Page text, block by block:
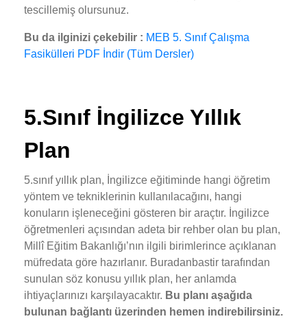
tescillemiş olursunuz.
Bu da ilginizi çekebilir : MEB 5. Sınıf Çalışma
Fasikülleri PDF İndir (Tüm Dersler)
5.Sınıf İngilizce Yıllık
Plan
5.sınıf yıllık plan, İngilizce eğitiminde hangi öğretim
yöntem ve tekniklerinin kullanılacağını, hangi
konuların işleneceğini gösteren bir araçtır. İngilizce
öğretmenleri açısından adeta bir rehber olan bu plan,
Millî Eğitim Bakanlığı’nın ilgili birimlerince açıklanan
müfredata göre hazırlanır. Buradanbastir tarafından
sunulan söz konusu yıllık plan, her anlamda
ihtiyaçlarınızı karşılayacaktır. Bu planı aşağıda
bulunan bağlantı üzerinden hemen indirebilirsiniz.